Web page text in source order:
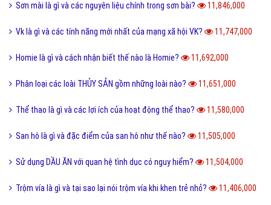
Sơn mài là gì và các nguyên liệu chính trong sơn bài? 11,846,000
Vk là gì và các tính năng mới nhất của mạng xã hội VK? 11,747,000
Homie là gì và cách nhận biết thế nào là Homie? 11,692,000
Phân loại các loài THỦY SẢN gồm những loài nào? 11,651,000
Thể thao là gì và các lợi ích của hoạt động thể thao? 11,580,000
San hô là gì và đặc điểm của san hô như thế nào? 11,505,000
Sử dụng DẦU ĂN với quan hệ tình dục có nguy hiểm? 11,504,000
Trộm vía là gì và tại sao lại nói trộm vía khi khen trẻ nhỏ? 11,406,000